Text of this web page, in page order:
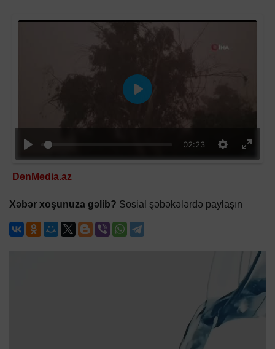
02:23
Oyna
DenMedia.az
Xəbər xoşunuza gəlib? Sosial şəbəkələrdə paylaşın